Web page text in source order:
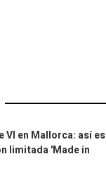
VI en Mallorca: así es
limitada 'Made in